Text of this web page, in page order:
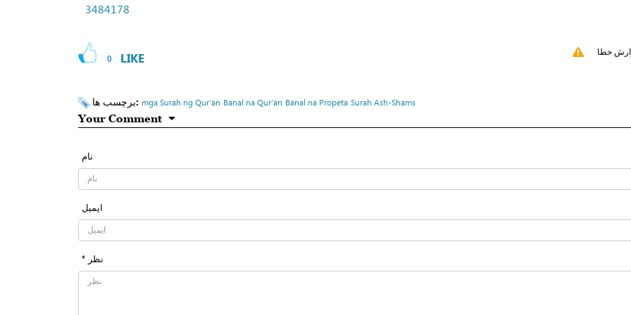
3484178
0 LIKE خطا
برچسب ها: mga Surah ng Qur’an Banal na Qur’an Banal na Propeta Surah Ash-Shams
Your Comment
نام
ایمیل
* نظر